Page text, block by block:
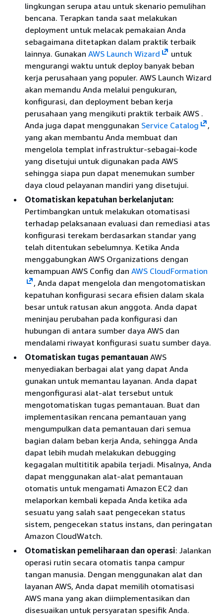
lingkungan serupa atau untuk skenario pemulihan
bencana. Terapkan tanda saat melakukan
deployment untuk melacak pemakaian Anda
sebagaimana ditetapkan dalam praktik terbaik
lainnya. Gunakan AWS Launch Wizard
untuk
mengurangi waktu untuk deploy banyak beban
kerja perusahaan yang populer. AWS Launch Wizard
akan memandu Anda melalui pengukuran,
konfigurasi, dan deployment beban kerja
perusahaan yang mengikuti praktik terbaik AWS .
Anda juga dapat menggunakan Service Catalog
,
yang akan membantu Anda membuat dan
mengelola templat infrastruktur-sebagai-kode
yang disetujui untuk digunakan pada AWS
sehingga siapa pun dapat menemukan sumber
daya cloud pelayanan mandiri yang disetujui.
Otomatiskan kepatuhan berkelanjutan:
Pertimbangkan untuk melakukan otomatisasi
terhadap pelaksanaan evaluasi dan remediasi atas
konfigurasi terekam berdasarkan standar yang
telah ditentukan sebelumnya. Ketika Anda
menggabungkan AWS Organizations dengan
kemampuan AWS Config dan AWS CloudFormation
, Anda dapat mengelola dan mengotomatiskan
kepatuhan konfigurasi secara efisien dalam skala
besar untuk ratusan akun anggota. Anda dapat
meninjau perubahan pada konfigurasi dan
hubungan di antara sumber daya AWS dan
mendalami riwayat konfigurasi suatu sumber daya.
Otomatiskan tugas pemantauan AWS
menyediakan berbagai alat yang dapat Anda
gunakan untuk memantau layanan. Anda dapat
mengonfigurasi alat-alat tersebut untuk
mengotomatiskan tugas pemantauan. Buat dan
implementasikan rencana pemantauan yang
mengumpulkan data pemantauan dari semua
bagian dalam beban kerja Anda, sehingga Anda
dapat lebih mudah melakukan debugging
kegagalan multititik apabila terjadi. Misalnya, Anda
dapat menggunakan alat-alat pemantauan
otomatis untuk mengamati Amazon EC2 dan
melaporkan kembali kepada Anda ketika ada
sesuatu yang salah saat pengecekan status
sistem, pengecekan status instans, dan peringatan
Amazon CloudWatch.
Otomatiskan pemeliharaan dan operasi: Jalankan
operasi rutin secara otomatis tanpa campur
tangan manusia. Dengan menggunakan alat dan
layanan AWS, Anda dapat memilih otomatisasi
AWS mana yang akan diimplementasikan dan
disesuaikan untuk persyaratan spesifik Anda.